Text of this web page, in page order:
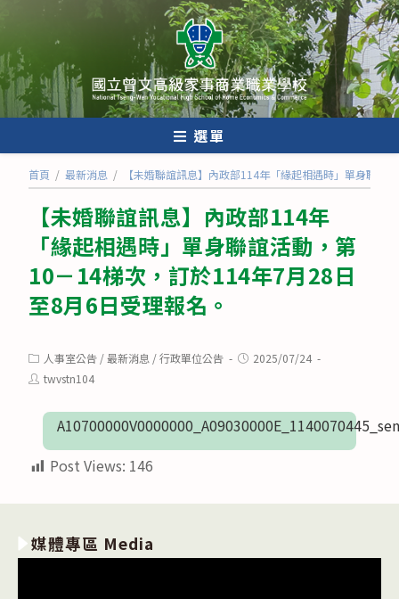
轉
至
主
要
內
選單
首頁 / 最新消息 / 【未婚聯誼訊息】內政部114年「緣起相遇時」單身聯
【未婚聯誼訊息】內政部114年
「緣起相遇時」單身聯誼活動，第
10－14梯次，訂於114年7月28日
至8月6日受理報名。
Post
category:
人事室公告 /最新消息 /行政單位公告
Post2025/07/24
Posttwvstn104
Post Views: 146
媒體專區 Media